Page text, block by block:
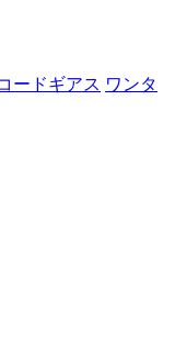
ードギアス ワンタ